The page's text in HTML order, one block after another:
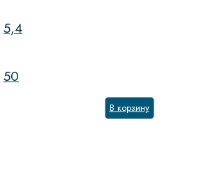
5,4
50
В корзину